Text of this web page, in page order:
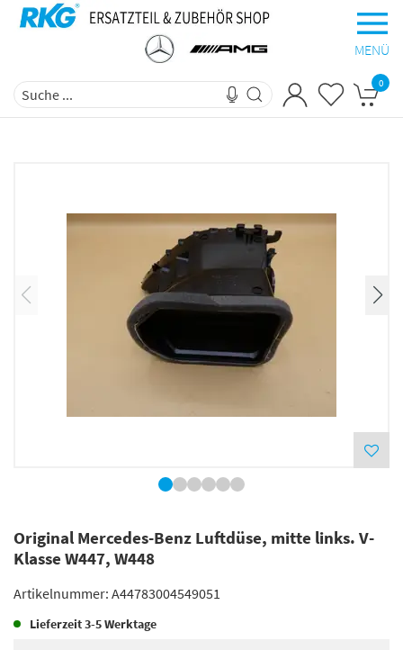
MENÜ
0
Original Mercedes-Benz Luftdüse, mitte links. V-
Klasse W447, W448
Artikelnummer: A44783004549051
Lieferzeit3-5 Werktage